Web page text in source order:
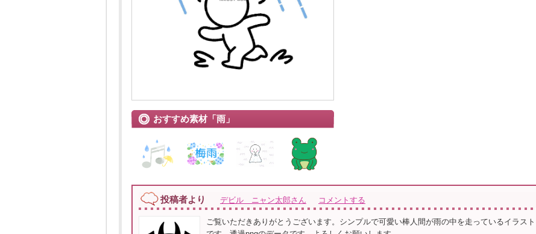
おすすめ素材「雨」
投稿者より デビル ニャン太郎さん コメントする
ご覧いただきありがとうございます。シンプルで可愛い棒人間が雨の中を走っているイラスト